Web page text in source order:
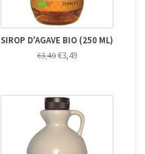
SIROP D'AGAVE BIO (250 ML)
€3,49 €3,49